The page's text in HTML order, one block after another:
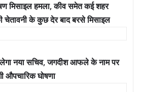
मिसाइल हमला, कीव समेत कई शहर
चेतावनी के कुछ देर बाद बरसे मिसाइल
नया सचिव, जगदीश आफले के नाम पर
औपचारिक घोषणा